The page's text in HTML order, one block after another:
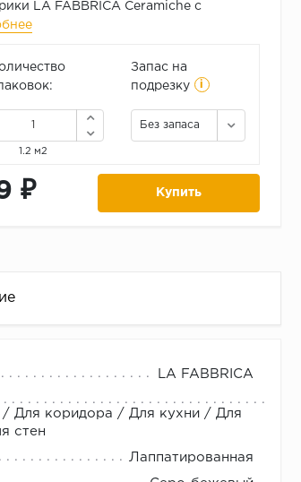
LA FABBRICA Ceramiche c
1.2 м2
Запас на
подрезку
i
Без запаса
₽ Купить
LA FABBRICA
/ Для коридора / Для кухни / Для
стен
Лаппатированная